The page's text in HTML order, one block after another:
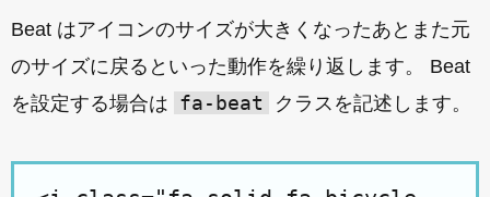
Beat はアイコンのサイズが大きくなったあとまた元
のサイズに戻るといった動作を繰り返します。 Beat
を設定する場合は fa-beat クラスを記述します。